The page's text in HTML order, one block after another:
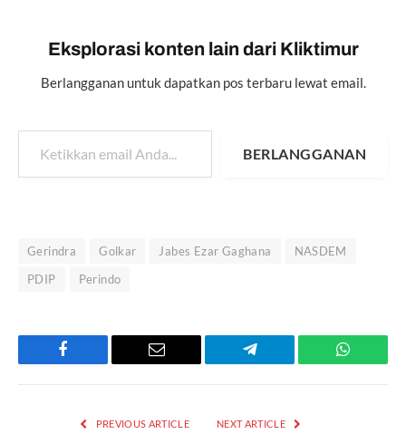
Eksplorasi konten lain dari Kliktimur
Berlangganan untuk dapatkan pos terbaru lewat email.
Ketikkan email Anda...
BERLANGGANAN
Gerindra Golkar Jabes Ezar Gaghana
NASDEM
PDIP
Perindo
Facebook Email Telegram
PREVIOUS ARTICLE NEXT ARTICLE